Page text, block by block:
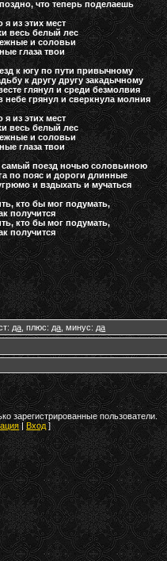
что теперь поделаешь
я из этих мест
весь белый лес
и соловьи
глаза твои
к югу по пути привычному
к другу другу закадычному
глянул и среди безмолвия
грянул и сверкнула молния
я из этих мест
весь белый лес
и соловьи
глаза твои
самый поезд ночью соловьиною
по пояс и дороги длинные
и вздыхать и мучаться
кто бы мог подумать,
получится
кто бы мог подумать,
получится
: да ,плюс: да ,минус: да
зарегистрированные пользователи.
|Вход]